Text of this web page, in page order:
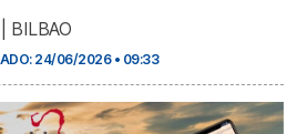
BILBAO
24/06/2026 • 09:33